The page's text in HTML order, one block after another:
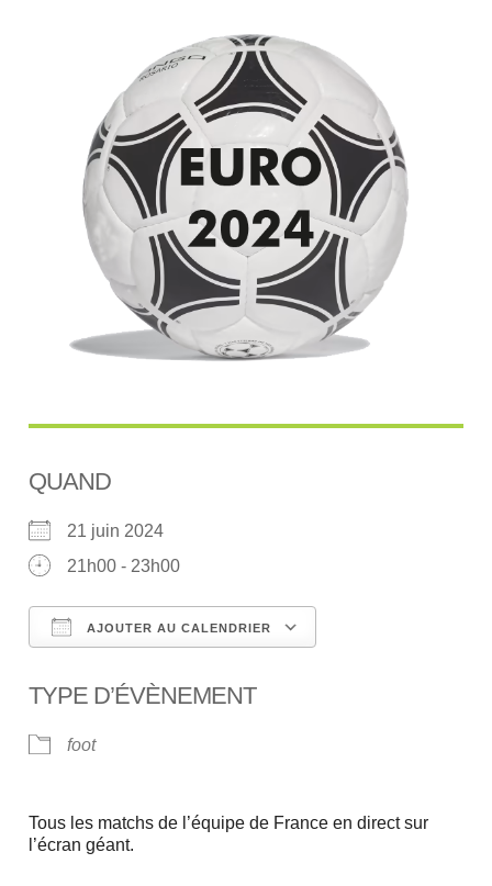
QUAND
21 juin 2024
21h00 - 23h00
AJOUTER AU CALENDRIER
TYPE D’ÉVÈNEMENT
foot
Tous les matchs de l’équipe de France en direct sur
l’écran géant.